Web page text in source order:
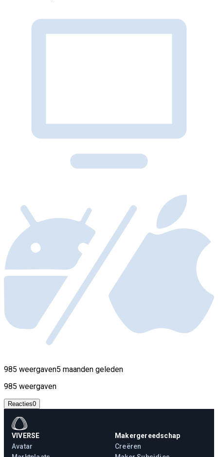
985 weergaven5 maanden geleden
985 weergaven
Reacties0
VIVERSE
Avatar
Makergereedschap
Creëren